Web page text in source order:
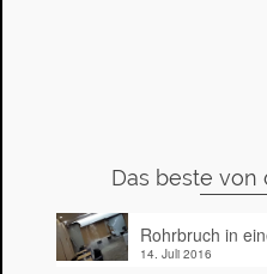
Das beste von
Rohrbruch in
14. Juli 2016